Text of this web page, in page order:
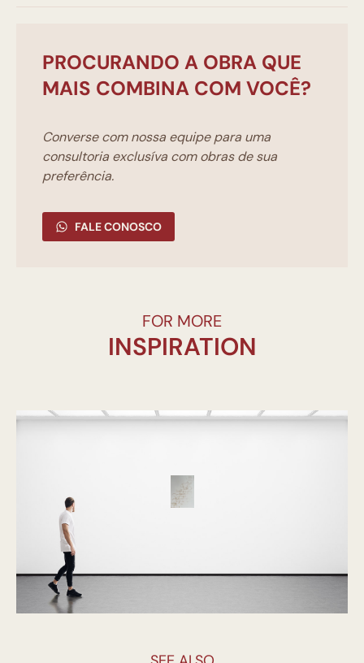
PROCURANDO A OBRA QUE
MAIS COMBINA COM VOCÊ?
Converse com nossa equipe para uma
consultoria exclusíva com obras de sua
preferência.
FALE CONOSCO
FOR MORE
INSPIRATION